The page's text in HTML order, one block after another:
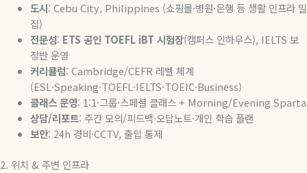
도시: Cebu City, Philippines (쇼핑몰·병원·은행 등 생활 인프라 밀
집)
전문성: ETS 공인 TOEFL iBT 시험장(캠퍼스 인하우스), IELTS 보
장반 운영
커리큘럼: Cambridge/CEFR 레벨 체계
(ESL·Speaking·TOEFL·IELTS·TOEIC·Business)
클래스 운영: 1:1·그룹·스페셜 클래스+ Morning/Evening Sparta
상담/리포트: 주간 모의/피드백·오답노트·개인 학습 플랜
보안: 24h 경비·CCTV, 출입 통제
2. 위치 & 주변 인프라